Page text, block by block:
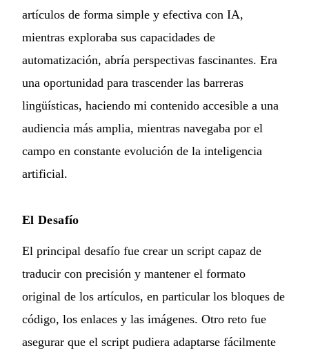
artículos de forma simple y efectiva con IA,
mientras exploraba sus capacidades de
automatización, abría perspectivas fascinantes. Era
una oportunidad para trascender las barreras
lingüísticas, haciendo mi contenido accesible a una
audiencia más amplia, mientras navegaba por el
campo en constante evolución de la inteligencia
artificial.
El Desafío
El principal desafío fue crear un script capaz de
traducir con precisión y mantener el formato
original de los artículos, en particular los bloques de
código, los enlaces y las imágenes. Otro reto fue
asegurar que el script pudiera adaptarse fácilmente